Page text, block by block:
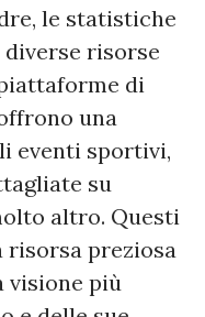
le statistiche
risorse
di
una
eventi sportivi,
su
altro. Questi
preziosa
visione più